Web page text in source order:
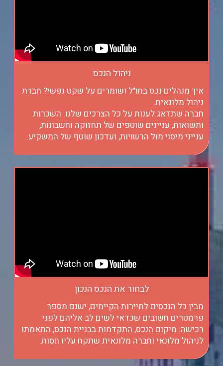
ניהול הנכס
איך מנהלים נכס בחו"ל ושומרים על שקט נפשי? חברת
ניהול מלונאית.
חברה שתדאג לענות על כל הצרכים שלנו. השכרות
ותשואות, עניינים שוטפים של תחזוקה וחשבונות,
ענייני מיסוי מול הרשויות, ועדכון שוטף של המשקיע.
לבחור את הנכס הנכון
מבין כל הנכסים לתיירות הקיימים, ישנם מספר
פרמטרים חשובים שכדאי לשים לב אליהם לפני
רכישה: מיקום הנכס, התקדמות בבניית הנכס, התאמתו
לניהול מלונאי וחברה מלונאית שתקח עליו חסות.